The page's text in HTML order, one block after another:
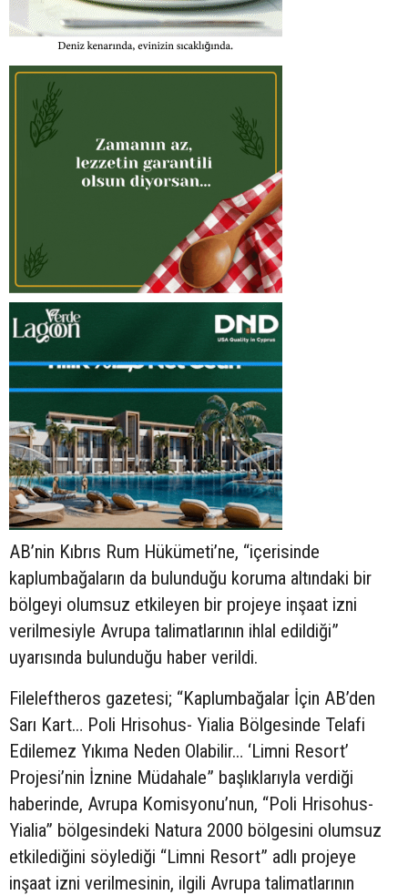
AB’nin Kıbrıs Rum Hükümeti’ne, “içerisinde
kaplumbağaların da bulunduğu koruma altındaki bir
bölgeyi olumsuz etkileyen bir projeye inşaat izni
verilmesiyle Avrupa talimatlarının ihlal edildiği”
uyarısında bulunduğu haber verildi.
Fileleftheros gazetesi; “Kaplumbağalar İçin AB’den
Sarı Kart… Poli Hrisohus- Yialia Bölgesinde Telafi
Edilemez Yıkıma Neden Olabilir… ‘Limni Resort’
Projesi’nin İznine Müdahale” başlıklarıyla verdiği
haberinde, Avrupa Komisyonu’nun, “Poli Hrisohus-
Yialia” bölgesindeki Natura 2000 bölgesini olumsuz
etkilediğini söylediği “Limni Resort” adlı projeye
inşaat izni verilmesinin, ilgili Avrupa talimatlarının